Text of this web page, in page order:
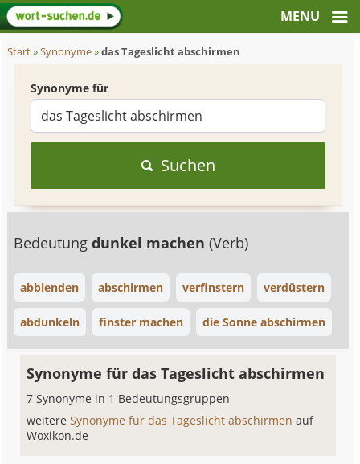
Start»Synonyme»das Tageslicht abschirmen
Synonyme für
Suchen
Bedeutungdunkel machen(Verb)
abblenden abschirmen verfinstern verdüstern
abdunkeln finster machen die Sonne abschirmen
Synonyme für das Tageslicht abschirmen
7 Synonyme in 1 Bedeutungsgruppen
weitereSynonyme für das Tageslicht abschirmenauf
Woxikon.de